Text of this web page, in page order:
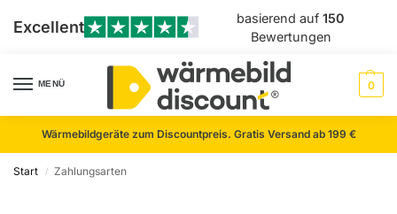
Excellent basierend auf150
Bewertungen
MENÜ 0
Wärmebildgeräte zum Discountpreis. Gratis Versand ab 199 €
Start / Zahlungsarten